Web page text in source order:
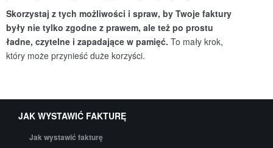
Skorzystaj z tych możliwości i spraw, by Twoje faktury
były nie tylko zgodne z prawem, ale też po prostu
ładne, czytelne i zapadające w pamięć. To mały krok,
który może przynieść duże korzyści.
JAK WYSTAWIĆ FAKTURĘ
Jak wystawić fakturę